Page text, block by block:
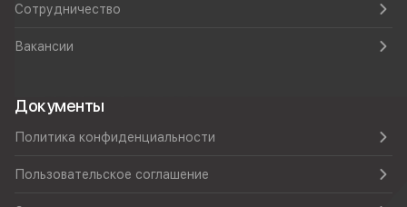
Сотрудничество
Вакансии
Документы
Политика конфиденциальности
Пользовательское соглашение